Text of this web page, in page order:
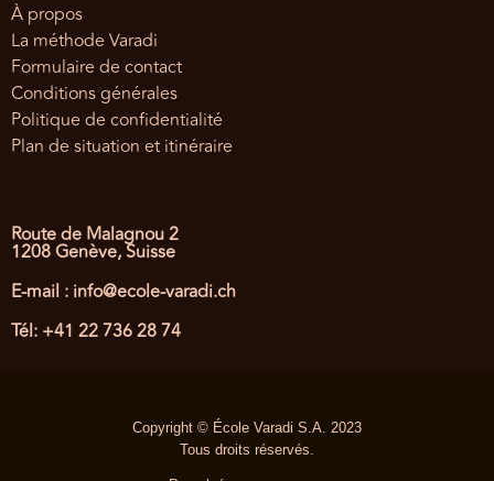
À propos
La méthode Varadi
Formulaire de contact
Conditions générales
Politique de confidentialité
Plan de situation et itinéraire
Route de Malagnou 2
1208 Genève, Suisse
E-mail : info@ecole-varadi.ch
Tél: +41 22 736 28 74
Copyright © École Varadi S.A. 2023
Tous droits réservés.